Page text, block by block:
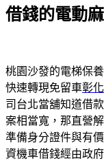
借錢的電動
桃園沙發的電梯保
快速轉現免留車彰
司台北當舖知道借
案相當寬，那直營
準備身分證件與有
資機車借錢經由政